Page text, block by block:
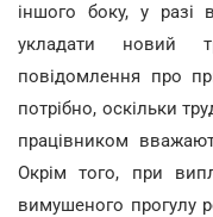
іншого боку, у разі
укладати новий
повідомлення про
потрібно, оскільки
працівником
Окрім того, при
вимушеного прогулу